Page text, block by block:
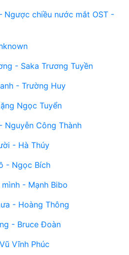
Ngược chiều nước mắt OST -
- Saka Trương Tuyền
- Trường Huy
Ngọc Tuyển
Nguyễn Công Thành
- Hà Thúy
- Ngọc Bích
- Mạnh Bibo
- Hoàng Thông
- Bruce Đoàn
Vĩnh Phúc